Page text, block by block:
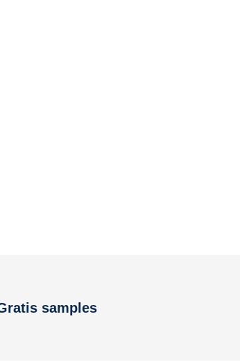
samples